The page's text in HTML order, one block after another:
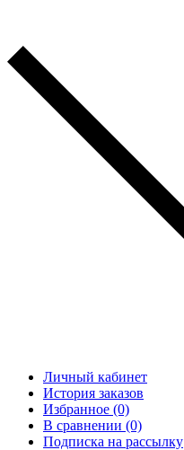
Личный кабинет
История заказов
Избранное (0)
В сравнении (0)
Подписка на рассылку